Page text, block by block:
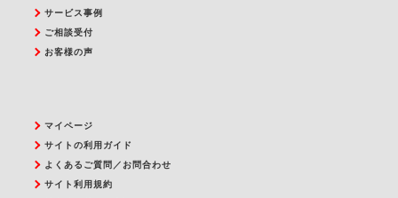
サービス事例
ご相談受付
お客様の声
マイページ
サイトの利用ガイド
よくあるご質問／お問合わせ
サイト利用規約